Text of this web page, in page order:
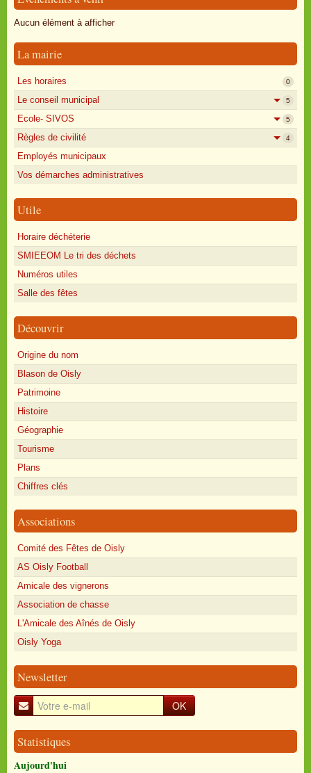
Oisly autrefois
Annonces
Aucun élément à afficher
La mairie
Les horaires 0
Le conseil municipal 5
Ecole- SIVOS 5
Règles de civilité 4
Employés municipaux
Vos démarches administratives
Utile
Horaire déchéterie
SMIEEOM Le tri des déchets
Numéros utiles
Salle des fêtes
Découvrir
Origine du nom
Blason de Oisly
Patrimoine
Histoire
Géographie
Tourisme
Plans
Chiffres clés
Associations
Comité des Fêtes de Oisly
AS Oisly Football
Amicale des vignerons
Association de chasse
L'Amicale des Aînés de Oisly
Oisly Yoga
Newsletter
OK
Statistiques
Aujourd'hui